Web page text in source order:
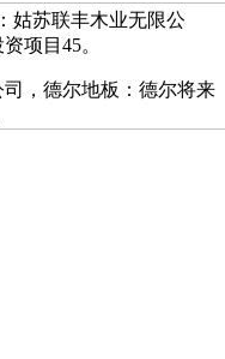
姑苏联丰木业无限公
项目‌45。
，‌德尔地板‌：德尔将来